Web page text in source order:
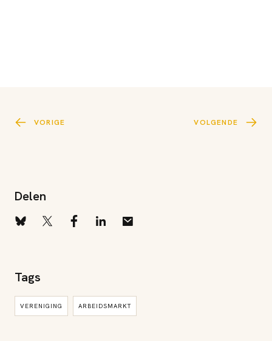
VORIGE VOLGENDE
Delen
Tags
VERENIGING ARBEIDSMARKT